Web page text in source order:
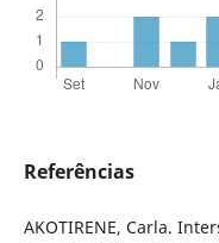
Referências
AKOTIRENE, Carla.